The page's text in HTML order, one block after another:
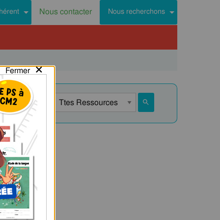
Nous contacter Nous recherchons
Fermer×